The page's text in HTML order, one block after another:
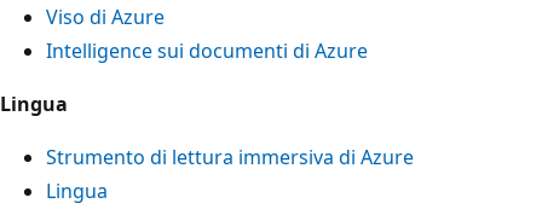
Viso di Azure
Intelligence sui documenti di Azure
Lingua
Strumento di lettura immersiva di Azure
Lingua